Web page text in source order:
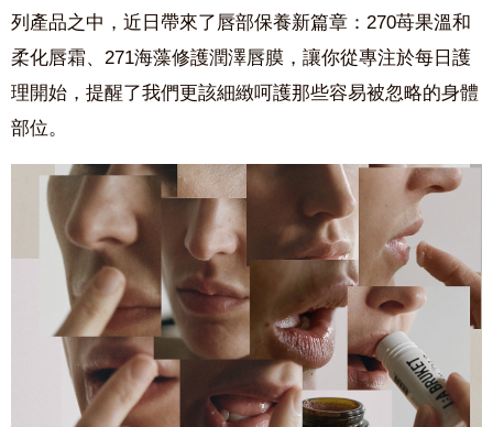
列產品之中，近日帶來了唇部保養新篇章：270苺果溫和
柔化唇霜、271海藻修護潤澤唇膜，讓你從專注於每日護
理開始，提醒了我們更該細緻呵護那些容易被忽略的身體
部位。